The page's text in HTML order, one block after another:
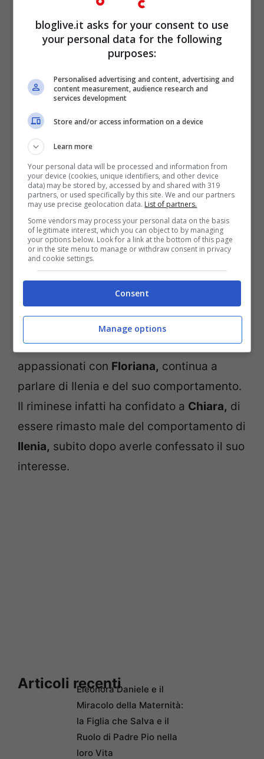
maggiormente i due. Ilenia, che ci vede
sempre lungo, continuava a chiamare
Floriana la fidanzata di Filippo, ma il
concorrente sembrava più interessato ad
Ilenia,e all’ennesimo rifiuto della romana,
si butta tra le braccia di
Vediamo come andrà a finire tra i due e
sopratutto se avrà vita lunga questa storia.
Anche perchéFilippo,nonostante i baci
appassionati con Floriana, continua a
parlare di Ilenia e del suo comportamento.
Il riminese infatti ha confidato a Chiara, di
essere rimasto male del comportamento di
Ilenia, subito dopo averle confessato il suo
interesse.
Articoli recentiEleonora Daniele e il
Miracolo della Maternità:
la Figlia che Salva e il
Ruolo di Padre Pio nella
loro Vita
bloglive.it asks for your consent to use
your personal data for the following
purposes:
Personalised advertising and content, advertising and
content measurement, audience research and
services development
Store and/or access information on a device
Learn more
Your personal data will be processed and information from
your device (cookies, unique identifiers, and other device
data) may be stored by, accessed by and shared with 319
partners, or used specifically by this site. We and our partners
may use precise geolocation data. List of partners.
Some vendors may process your personal data on the basis
of legitimate interest, which you can object to by managing
your options below. Look for a link at the bottom of this page
or in the site menu to manage or withdraw consent in privacy
and cookie settings.
Consent
Manage options